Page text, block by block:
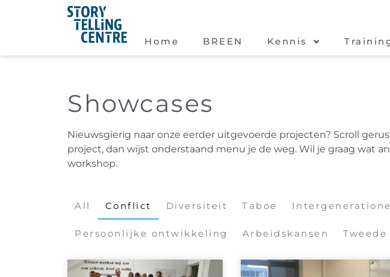
Home BREEN Kennis
Showcases
Nieuwsgierig naar onze eerder uitgevoerde projecten? Scroll
project, dan wijst onderstaand menu je de weg. Wil je graag wat
workshop.
All Conflict Diversiteit Taboe
Persoonlijke ontwikkeling Arbeidskansen